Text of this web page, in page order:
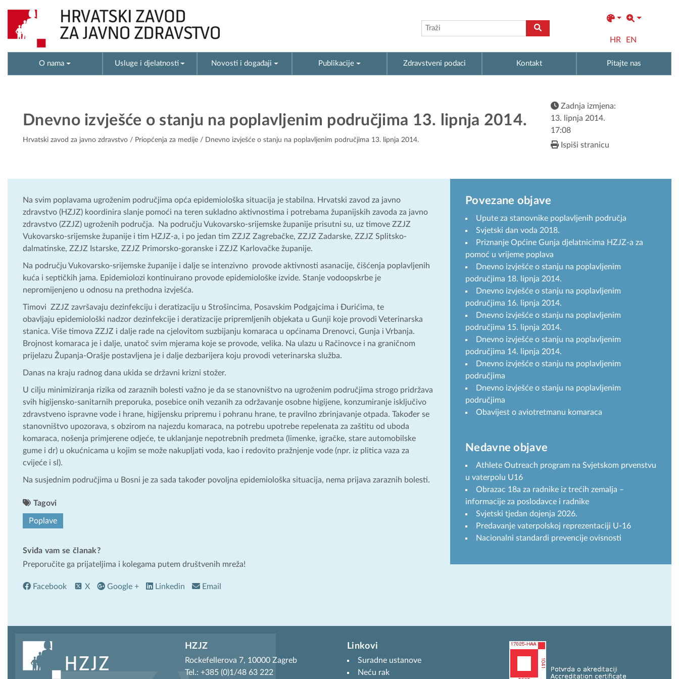
HR EN
O nama Usluge i djelatnosti Novosti i događaji Publikacije Zdravstveni podaci Kontakt Pitajte nas
Dnevno izvješće o stanju na poplavljenim područjima 13. lipnja 2014.
Hrvatski zavod za javno zdravstvo / Priopćenja za medije / Dnevno izvješće o stanju na poplavljenim područjima 13. lipnja 2014.
Zadnja izmjena:
13. lipnja 2014.
17:08
Ispiši stranicu
Na svim poplavama ugroženim područjima opća epidemiološka situacija je stabilna. Hrvatski zavod za javno
zdravstvo (HZJZ) koordinira slanje pomoći na teren sukladno aktivnostima i potrebama županijskih zavoda za javno
zdravstvo (ZZJZ) ugroženih područja. Na području Vukovarsko-srijemske županije prisutni su, uz timove ZZJZ
Vukovarsko-srijemske županije i tim HZJZ-a, i po jedan tim ZZJZ Zagrebačke, ZZJZ Zadarske, ZZJZ Splitsko-
dalmatinske, ZZJZ Istarske, ZZJZ Primorsko-goranske i ZZJZ Karlovačke županije.
Na području Vukovarsko-srijemske županije i dalje se intenzivno provode aktivnosti asanacije, čišćenja poplavljenih
kuća i septičkih jama. Epidemiolozi kontinuirano provode epidemiološke izvide. Stanje vodoopskrbe je
nepromijenjeno u odnosu na prethodna izvješća.
Timovi ZZJZ završavaju dezinfekciju i deratizaciju u Strošincima, Posavskim Podgajcima i Đurićima, te
obavljaju epidemiološki nadzor dezinfekcije i deratizacije pripremljenih objekata u Gunji koje provodi Veterinarska
stanica. Više timova ZZJZ i dalje rade na cjelovitom suzbijanju komaraca u općinama Drenovci, Gunja i Vrbanja.
Brojnost komaraca je i dalje, unatoč svim mjerama koje se provode, velika. Na ulazu u Račinovce i na graničnom
prijelazu Županja-Orašje postavljena je i dalje dezbarijera koju provodi veterinarska služba.
Danas na kraju radnog dana ukida se državni krizni stožer.
U cilju minimiziranja rizika od zaraznih bolesti važno je da se stanovništvo na ugroženim područjima strogo pridržava
svih higijensko-sanitarnih preporuka, posebice onih vezanih za održavanje osobne higijene, konzumiranje isključivo
zdravstveno ispravne vode i hrane, higijensku pripremu i pohranu hrane, te pravilno zbrinjavanje otpada. Također se
stanovništvo upozorava, s obzirom na najezdu komaraca, na potrebu upotrebe repelenata za zaštitu od uboda
komaraca, nošenja primjerene odjeće, te uklanjanje nepotrebnih predmeta (limenke, igračke, stare automobilske
gume i dr) u okućnicama u kojim se može nakupljati voda, kao i redovito pražnjenje vode (npr. iz plitica vaza za
cvijeće i sl).
Na susjednim područjima u Bosni je za sada također povoljna epidemiološka situacija, nema prijava zaraznih bolesti.
Tagovi
Poplave
Sviđa vam se članak?
Preporučite ga prijateljima i kolegama putem društvenih mreža!
Facebook X Google + Linkedin Email
Povezane objave
Upute za stanovnike poplavljenih područja
Svjetski dan voda 2018.
Priznanje Općine Gunja djelatnicima HZJZ-a za
pomoć u vrijeme poplava
Dnevno izvješće o stanju na poplavljenim
područjima 18. lipnja 2014.
Dnevno izvješće o stanju na poplavljenim
područjima 16. lipnja 2014.
Dnevno izvješće o stanju na poplavljenim
područjima 15. lipnja 2014.
Dnevno izvješće o stanju na poplavljenim
područjima 14. lipnja 2014.
Dnevno izvješće o stanju na poplavljenim
područjima
Dnevno izvješće o stanju na poplavljenim
područjima
Obavijest o aviotretmanu komaraca
Nedavne objave
Athlete Outreach program na Svjetskom prvenstvu
u vaterpolu U16
Obrazac 18a za radnike iz trećih zemalja –
informacije za poslodavce i radnike
Svjetski tjedan dojenja 2026.
Predavanje vaterpolskoj reprezentaciji U-16
Nacionalni standardi prevencije ovisnosti
HZJZ
Rockefellerova 7, 10000 Zagreb
Tel.: +385 (0)1/48 63 222
Linkovi
Suradne ustanove
Neću rak